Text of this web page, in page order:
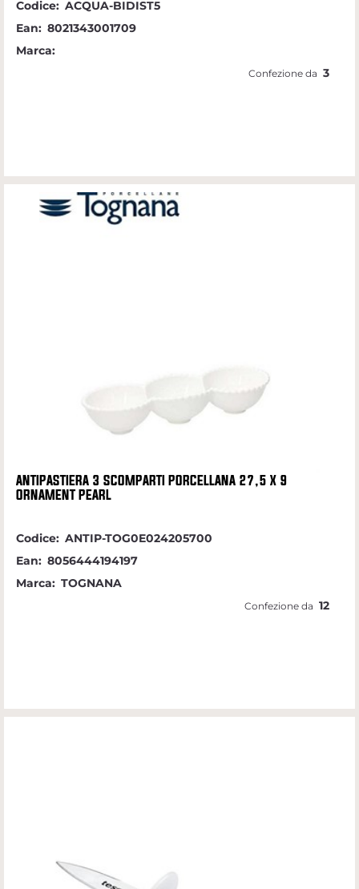
Codice: ACQUA-BIDIST5
Ean: 8021343001709
Marca:
Confezione da 3
ANTIPASTIERA 3 SCOMPARTI PORCELLANA 27,5 X 9
ORNAMENT PEARL
Codice: ANTIP-TOG0E024205700
Ean: 8056444194197
Marca: TOGNANA
Confezione da 12